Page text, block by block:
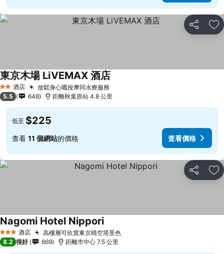
分享 放
2 星級酒店 放鬆身心嘅按摩同水療服務
東京木場 LiVEMAX 酒店
5.5 648 距離秋葉原站 4.8 公里
低至 $225
查看 11 個網站的價格 查看價格
分享 放
3 星級 酒店 高樓層可欣賞東京晴空塔景色
Nagomi Hotel Nippori
8.2 很好 669 距離市中心 7.5 公里